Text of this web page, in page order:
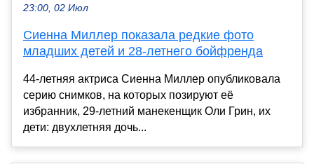
23:00, 02 Июл
Сиенна Миллер показала редкие фото
младших детей и 28-летнего бойфренда
44-летняя актриса Сиенна Миллер опубликовала
серию снимков, на которых позируют её
избранник, 29-летний манекенщик Оли Грин, их
дети: двухлетняя дочь...